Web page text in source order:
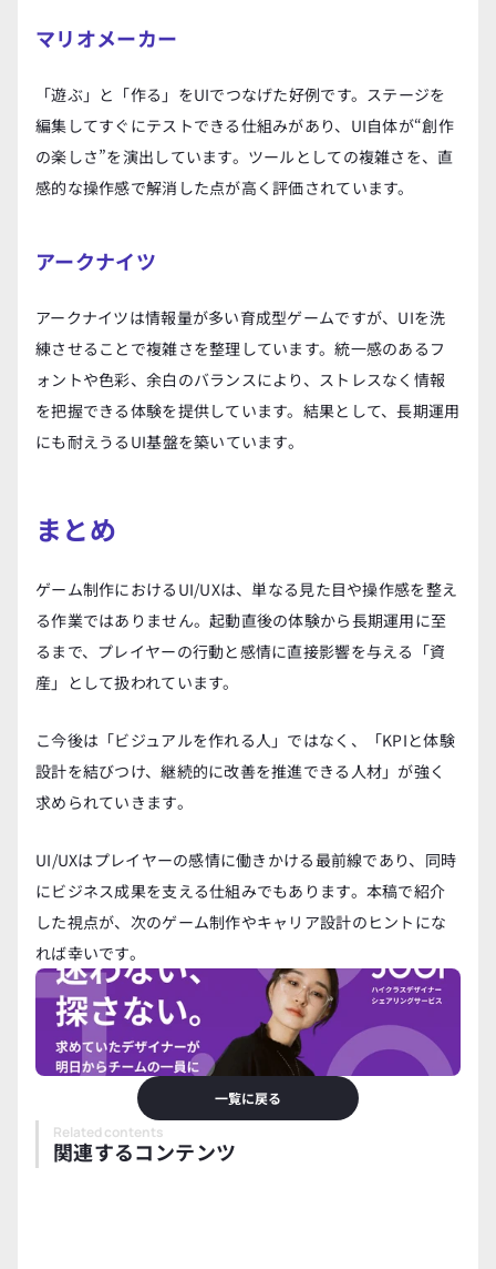
マリオメーカー
「遊ぶ」と「作る」をUIでつなげた好例です。ステージを
編集してすぐにテストできる仕組みがあり、UI自体が“創作
の楽しさ”を演出しています。ツールとしての複雑さを、直
感的な操作感で解消した点が高く評価されています。
アークナイツ
アークナイツは情報量が多い育成型ゲームですが、UIを洗
練させることで複雑さを整理しています。統一感のあるフ
ォントや色彩、余白のバランスにより、ストレスなく情報
を把握できる体験を提供しています。結果として、長期運用
にも耐えうるUI基盤を築いています。
まとめ
ゲーム制作におけるUI/UXは、単なる見た目や操作感を整え
る作業ではありません。起動直後の体験から長期運用に至
るまで、プレイヤーの行動と感情に直接影響を与える「資
産」として扱われています。
こ今後は「ビジュアルを作れる人」ではなく、「KPIと体験
設計を結びつけ、継続的に改善を推進できる人材」が強く
求められていきます。
UI/UXはプレイヤーの感情に働きかける最前線であり、同時
にビジネス成果を支える仕組みでもあります。本稿で紹介
した視点が、次のゲーム制作やキャリア設計のヒントにな
れば幸いです。
一覧に戻る
Related contents
関連するコンテンツ